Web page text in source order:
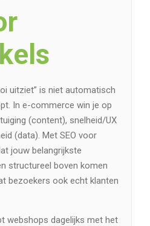
uitziet” is niet automatisch
In e-commerce win je op
(content), snelheid/UX
(data). Met SEO voor
jouw belangrijkste
structureel boven komen
bezoekers ook echt klanten
webshops dagelijks met het